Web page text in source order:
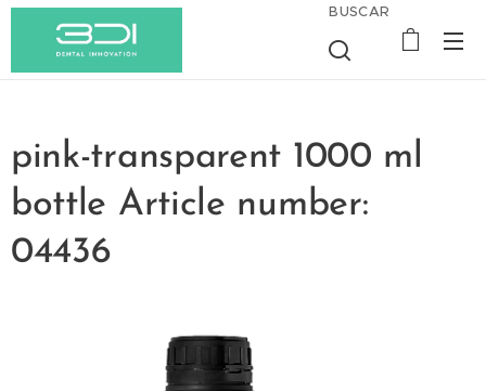
BUSCAR
pink-transparent 1000 ml
bottle Article number:
04436